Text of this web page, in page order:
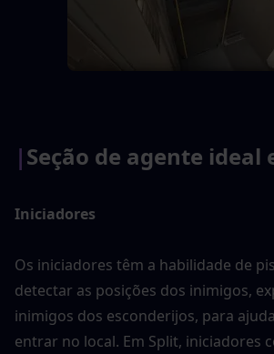
|Seção de agente ideal
Iniciadores
Os iniciadores têm a habilidade de
detectar as posições dos inimigos,
inimigos dos esconderijos, para
entrar no local. Em Split, iniciadores